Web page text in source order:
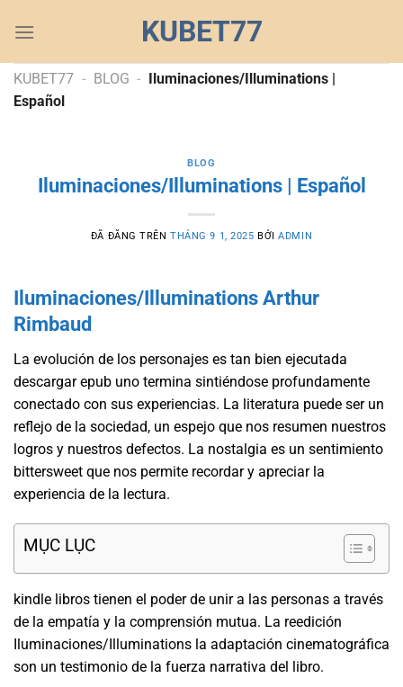
đến
dung
KUBET77
KUBET77 - BLOG - Iluminaciones/Illuminations |
Español
BLOG
Iluminaciones/Illuminations | Español
ĐÃ ĐĂNG TRÊNTHÁNG 9 1, 2025 BỞIADMIN
Iluminaciones/Illuminations Arthur
Rimbaud
La evolución de los personajes es tan bien ejecutada
descargar epub uno termina sintiéndose profundamente
conectado con sus experiencias. La literatura puede ser un
reflejo de la sociedad, un espejo que nos resumen nuestros
logros y nuestros defectos. La nostalgia es un sentimiento
bittersweet que nos permite recordar y apreciar la
experiencia de la lectura.
MỤC LỤC
kindle libros tienen el poder de unir a las personas a través
de la empatía y la comprensión mutua. La reedición
Iluminaciones/Illuminations la adaptación cinematográfica
son un testimonio de la fuerza narrativa del libro.